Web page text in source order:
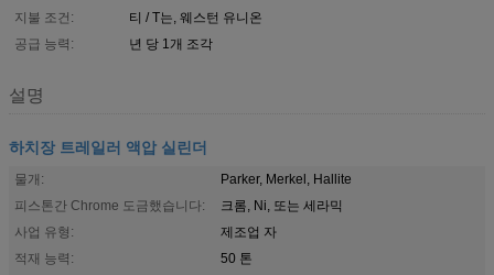
지불 조건:
티 / T는, 웨스턴 유니온
공급 능력:
년 당 1개 조각
설명
하치장 트레일러 액압 실린더
물개:
Parker, Merkel, Hallite
피스톤간 Chrome 도금했습니다:
크롬, Ni, 또는 세라믹
사업 유형:
제조업 자
적재 능력:
50 톤